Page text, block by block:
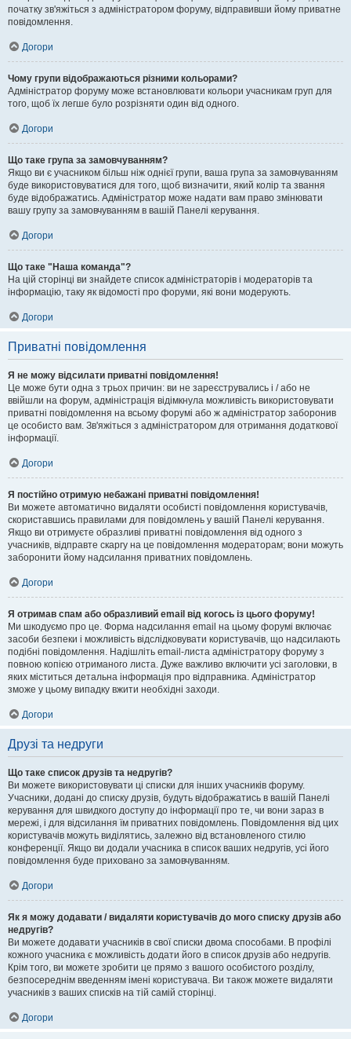
початку зв'яжіться з адміністратором форуму, відправивши йому приватне
повідомлення.
Догори
Чому групи відображаються різними кольорами?
Адміністратор форуму може встановлювати кольори учасникам груп для
того, щоб їх легше було розрізняти один від одного.
Догори
Що таке група за замовчуванням?
Якщо ви є учасником більш ніж однієї групи, ваша група за замовчуванням
буде використовуватися для того, щоб визначити, який колір та звання
буде відображатись. Адміністратор може надати вам право змінювати
вашу групу за замовчуванням в вашій Панелі керування.
Догори
Що таке "Наша команда"?
На цій сторінці ви знайдете список адміністраторів і модераторів та
інформацію, таку як відомості про форуми, які вони модерують.
Догори
Приватні повідомлення
Я не можу відсилати приватні повідомлення!
Це може бути одна з трьох причин: ви не зареєструвались і / або не
ввійшли на форум, адміністрація відімкнула можливість використовувати
приватні повідомлення на всьому форумі або ж адміністратор заборонив
це особисто вам. Зв'яжіться з адміністратором для отримання додаткової
інформації.
Догори
Я постійно отримую небажані приватні повідомлення!
Ви можете автоматично видаляти особисті повідомлення користувачів,
скориставшись правилами для повідомлень у вашій Панелі керування.
Якщо ви отримуєте образливі приватні повідомлення від одного з
учасників, відправте скаргу на це повідомлення модераторам; вони можуть
заборонити йому надсилання приватних повідомлень.
Догори
Я отримав спам або образливий email від когось із цього форуму!
Ми шкодуємо про це. Форма надсилання email на цьому форумі включає
засоби безпеки і можливість відслідковувати користувачів, що надсилають
подібні повідомлення. Надішліть email-листа адміністратору форуму з
повною копією отриманого листа. Дуже важливо включити усі заголовки, в
яких міститься детальна інформація про відправника. Адміністратор
зможе у цьому випадку вжити необхідні заходи.
Догори
Друзі та недруги
Що таке список друзів та недругів?
Ви можете використовувати ці списки для інших учасників форуму.
Учасники, додані до списку друзів, будуть відображатись в вашій Панелі
керування для швидкого доступу до інформації про те, чи вони зараз в
мережі, і для відсилання їм приватних повідомлень. Повідомлення від цих
користувачів можуть виділятись, залежно від встановленого стилю
конференції. Якщо ви додали учасника в список ваших недругів, усі його
повідомлення буде приховано за замовчуванням.
Догори
Як я можу додавати / видаляти користувачів до мого списку друзів або
недругів?
Ви можете додавати учасників в свої списки двома способами. В профілі
кожного учасника є можливість додати його в список друзів або недругів.
Крім того, ви можете зробити це прямо з вашого особистого розділу,
безпосереднім введенням імені користувача. Ви також можете видаляти
учасників з ваших списків на тій самій сторінці.
Догори